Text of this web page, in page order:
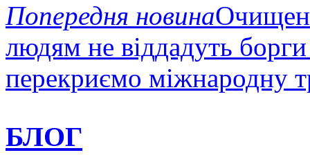
Попередня новина
людям не віддадуть
перекриємо міжнародну
БЛОГ